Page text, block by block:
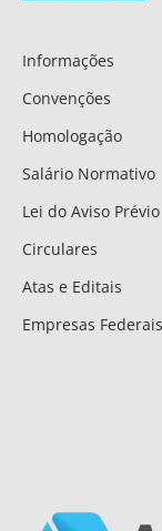
Informações
Convenções
Homologação
Salário Normativo
Lei do Aviso Prévio
Circulares
Atas e Editais
Empresas Federais